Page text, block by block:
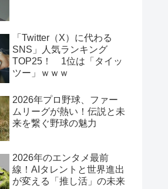
「Twitter（X）に代わる
SNS」人気ランキング
TOP25！ 1位は「タイッ
ツー」ｗｗｗ
2026年プロ野球、ファー
ムリーグが熱い！伝説と未
来を繋ぐ野球の魅力
2026年のエンタメ最前
線！AIタレントと世界進出
が変える「推し活」の未来